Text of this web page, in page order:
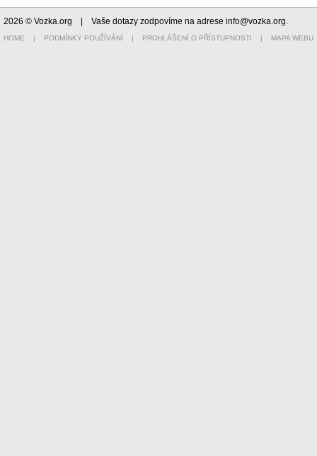
2026 © Vozka.org | Vaše dotazy zodpovíme na adrese info@vozka.org.
HOME | PODMÍNKY POUŽÍVÁNÍ | PROHLÁŠENÍ O PŘÍSTUPNOSTI | MAPA WEBU